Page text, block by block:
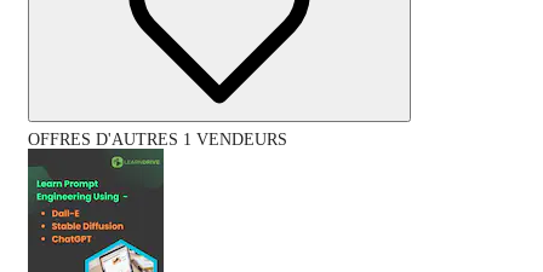
OFFRES D'AUTRES 1 VENDEURS